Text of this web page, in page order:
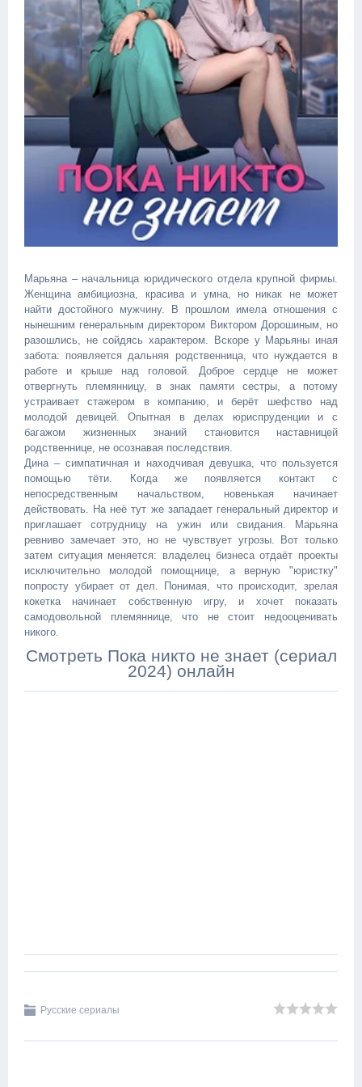
Марьяна – начальница юридического отдела крупной фирмы.
Женщина амбициозна, красива и умна, но никак не может
найти достойного мужчину. В прошлом имела отношения с
нынешним генеральным директором Виктором Дорошиным, но
разошлись, не сойдясь характером. Вскоре у Марьяны иная
забота: появляется дальняя родственница, что нуждается в
работе и крыше над головой. Доброе сердце не может
отвергнуть племянницу, в знак памяти сестры, а потому
устраивает стажером в компанию, и берёт шефство над
молодой девицей. Опытная в делах юриспруденции и с
багажом жизненных знаний становится наставницей
родственнице, не осознавая последствия.
Дина – симпатичная и находчивая девушка, что пользуется
помощью тёти. Когда же появляется контакт с
непосредственным начальством, новенькая начинает
действовать. На неё тут же западает генеральный директор и
приглашает сотрудницу на ужин или свидания. Марьяна
ревниво замечает это, но не чувствует угрозы. Вот только
затем ситуация меняется: владелец бизнеса отдаёт проекты
исключительно молодой помощнице, а верную "юристку"
попросту убирает от дел. Понимая, что происходит, зрелая
кокетка начинает собственную игру, и хочет показать
самодовольной племяннице, что не стоит недооценивать
никого.
Смотреть Пока никто не знает (сериал
2024) онлайн
Русские сериалы